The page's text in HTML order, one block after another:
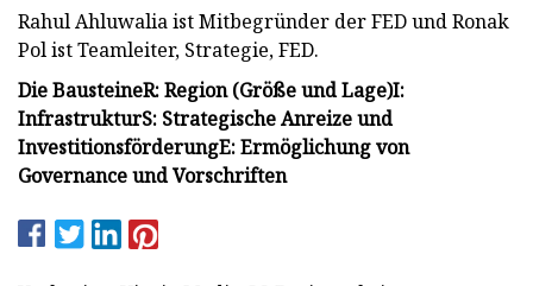
Rahul Ahluwalia ist Mitbegründer der FED und Ronak
Pol ist Teamleiter, Strategie, FED.
Die BausteineR: Region (Größe und Lage)I:
InfrastrukturS: Strategische Anreize und
InvestitionsförderungE: Ermöglichung von
Governance und Vorschriften